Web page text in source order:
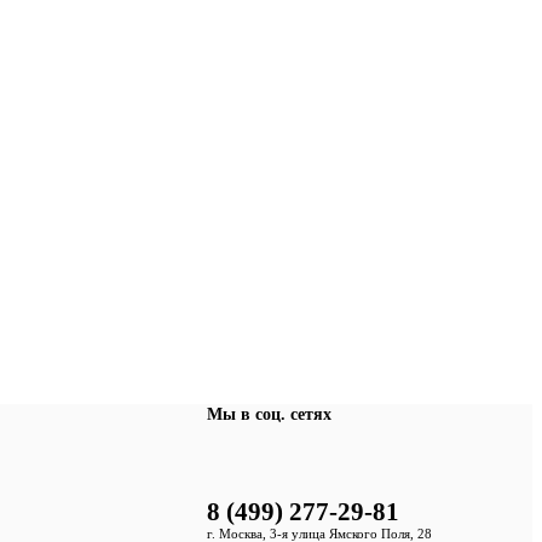
Мы в соц. сетях
8 (499) 277-29-81
г. Москва, 3-я улица Ямского Поля, 28